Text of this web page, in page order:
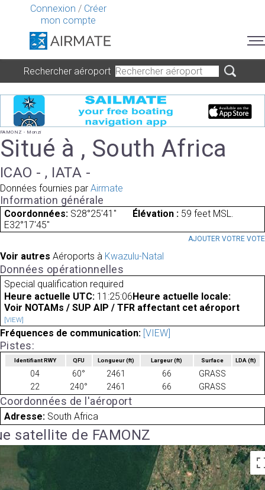
Connexion / Créer
mon compte
Rechercher aéroport
FAMONZ - Monzi
Situé à , South Africa
ICAO - , IATA -
Données fournies par Airmate
Information générale
Coordonnées: S28°25'41"
E32°17'45"
Élévation : 59 feet MSL.
AJOUTER VOTRE VOTE
Voir autres Aéroports à Kwazulu-Natal
Données opérationnelles
Special qualification required
Heure actuelle UTC: 11:25:06 Heure actuelle locale:
Voir NOTAMs / SUP AIP / TFR affectant cet aéroport
[VIEW]
Fréquences de communication: [VIEW]
Pistes:
Identifiant RWY QFU Longueur(ft) Largeur(ft) Surface LDA(ft)
04 60° 2461 66
GRASS
22
240° 2461 66 GRASS
Coordonnées de l'aéroport
Adresse: South Africa
satellite de FAMONZ